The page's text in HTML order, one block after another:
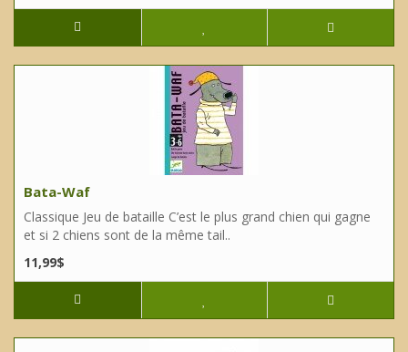
Bata-Waf
Classique Jeu de bataille C’est le plus grand chien qui gagne
et si 2 chiens sont de la même tail..
11,99$